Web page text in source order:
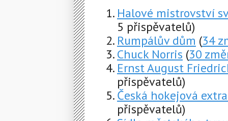
Halové mistrovství
5 přispěvatelů)
Rumpálův dům (34
Chuck Norris (30
Ernst August
přispěvatelů)
Česká hokejová
přispěvatelů)